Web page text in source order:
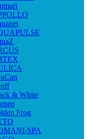
& White
Frog
SPA